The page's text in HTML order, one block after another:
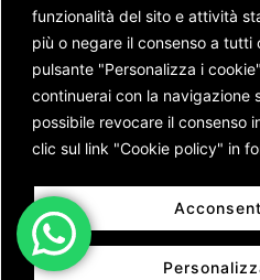
funzionalità del sito e attività
più o negare il consenso a
pulsante "Personalizza i
continuerai con la navigazione
possibile revocare il consenso
clic sul link "Cookie policy" in
Copyright © AGENZIA
DI BATTISTI NICOLA
P.IVA 01453630228 |
Reg. Imprese di Trento n.
138120 |